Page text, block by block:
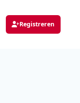
Registreren